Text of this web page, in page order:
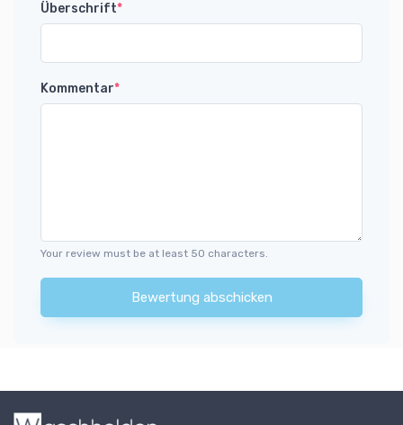
Überschrift*
Kommentar*
Your review must be at least 50 characters.
Bewertung abschicken